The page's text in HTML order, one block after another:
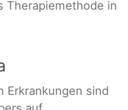
Therapiemethode in
Erkrankungen sind